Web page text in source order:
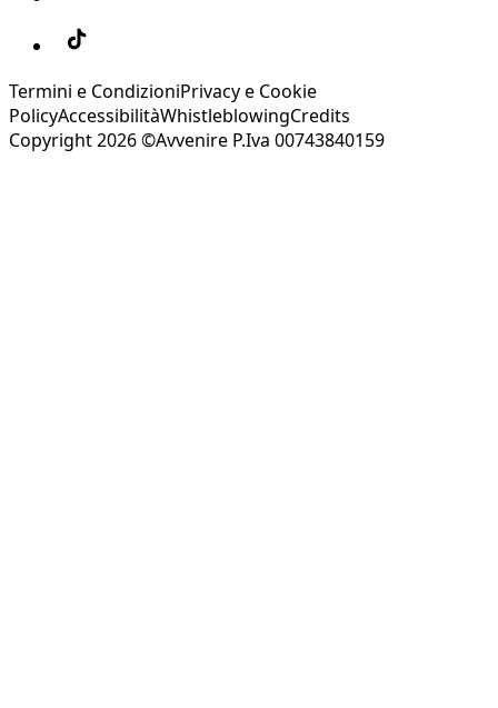
Termini e CondizioniPrivacy e Cookie
PolicyAccessibilitàWhistleblowingCredits
Copyright 2026 ©Avvenire P.Iva 00743840159